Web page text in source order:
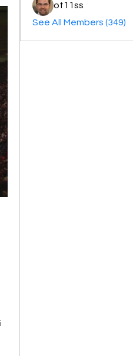
ot11ss
See All Members (349)